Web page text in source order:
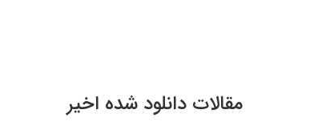
مقالات دانلود شده اخیر